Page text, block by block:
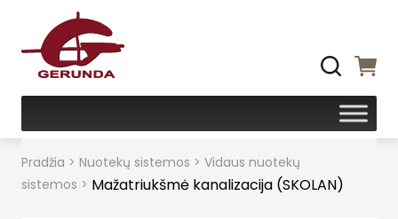
Pradžia > Nuotekų sistemos > Vidaus nuotekų
sistemos > Mažatriukšmė kanalizacija (SKOLAN)